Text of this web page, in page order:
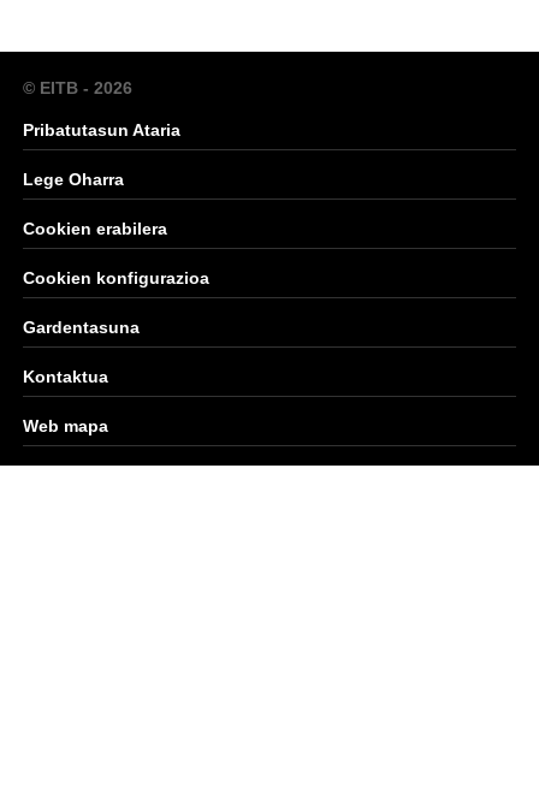
© EITB - 2026
Pribatutasun Ataria
Lege Oharra
Cookien erabilera
Cookien konfigurazioa
Gardentasuna
Kontaktua
Web mapa